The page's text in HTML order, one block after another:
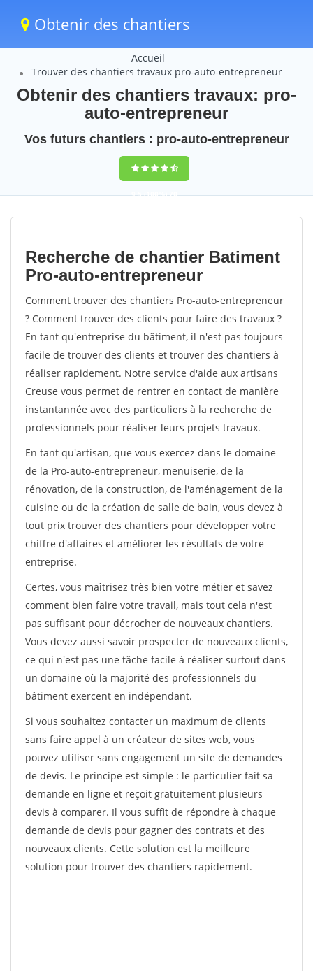
Obtenir des chantiers
Accueil
Trouver des chantiers travaux pro-auto-entrepreneur
Obtenir des chantiers travaux: pro-
auto-entrepreneur
Vos futurs chantiers : pro-auto-entrepreneur
9,5(100%)70
votes
Recherche de chantier Batiment
Pro-auto-entrepreneur
Comment trouver des chantiers Pro-auto-entrepreneur
? Comment trouver des clients pour faire des travaux ?
En tant qu'entreprise du bâtiment, il n'est pas toujours
facile de trouver des clients et trouver des chantiers à
réaliser rapidement. Notre service d'aide aux artisans
Creuse vous permet de rentrer en contact de manière
instantannée avec des particuliers à la recherche de
professionnels pour réaliser leurs projets travaux.
En tant qu'artisan, que vous exercez dans le domaine
de la Pro-auto-entrepreneur, menuiserie, de la
rénovation, de la construction, de l'aménagement de la
cuisine ou de la création de salle de bain, vous devez à
tout prix trouver des chantiers pour développer votre
chiffre d'affaires et améliorer les résultats de votre
entreprise.
Certes, vous maîtrisez très bien votre métier et savez
comment bien faire votre travail, mais tout cela n'est
pas suffisant pour décrocher de nouveaux chantiers.
Vous devez aussi savoir prospecter de nouveaux clients,
ce qui n'est pas une tâche facile à réaliser surtout dans
un domaine où la majorité des professionnels du
bâtiment exercent en indépendant.
Si vous souhaitez contacter un maximum de clients
sans faire appel à un créateur de sites web, vous
pouvez utiliser sans engagement un site de demandes
de devis. Le principe est simple : le particulier fait sa
demande en ligne et reçoit gratuitement plusieurs
devis à comparer. Il vous suffit de répondre à chaque
demande de devis pour gagner des contrats et des
nouveaux clients. Cette solution est la meilleure
solution pour trouver des chantiers rapidement.